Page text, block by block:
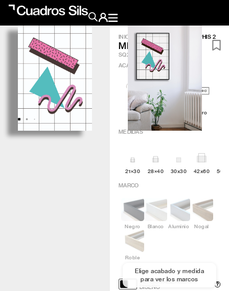
Obra Pictórica
Obra Gráfica
Inspiración
Crea tu pared
INICIO /OBRA GRÁFICA MEMPHIS 2
MEMPHIS 2
SQ245
ACABADO
?
Artic Minimal Q4attro
MEDIDAS
21×30 28×40 30x30 42x60
PERSONALIZACIÓN Y
DISEÑO
?
MARCO
Negro Blanco Aluminio Nogal
Roble
Elige acabado y medida
para ver los marcos